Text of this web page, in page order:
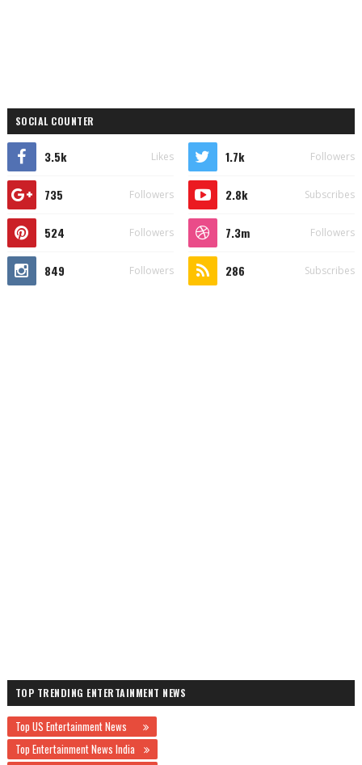
SOCIAL COUNTER
3.5k Likes 1.7k Followers
735 Followers 2.8k Subscribes
524 Followers 7.3m Followers
849 Followers 286 Subscribes
TOP TRENDING ENTERTAINMENT NEWS
Top US Entertainment News
Top Entertainment News India